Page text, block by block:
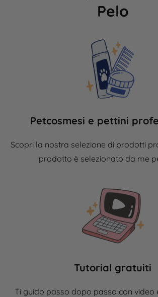
Pelo
Petcosmesi e pettini
Scopri la nostra selezione di prodotti
prodotto è selezionato da me
Tutorial gratuiti
Ti guido passo dopo passo con video